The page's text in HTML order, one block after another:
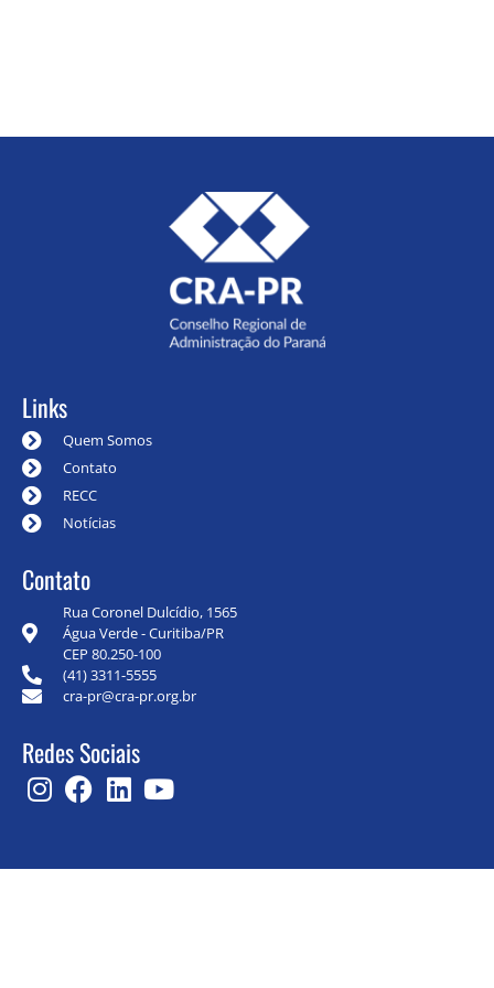
Links
Quem Somos
Contato
RECC
Notícias
Contato
Rua Coronel Dulcídio, 1565
Água Verde - Curitiba/PR
CEP 80.250-100
(41) 3311-5555
cra-pr@cra-pr.org.br
Redes Sociais